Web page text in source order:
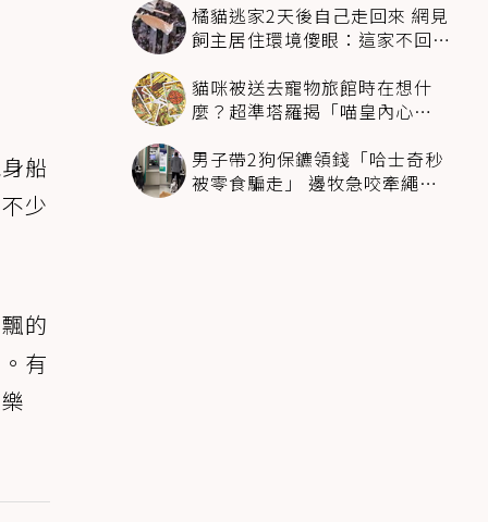
船
少
的
有
橘貓逃家2天後自己走回來 網見
飼主居住環境傻眼：這家不回也
貓咪被送去寵物旅館時在想什
麼？超準塔羅揭「喵皇內心
男子帶2狗保鑣領錢「哈士奇秒
被零食騙走」 邊牧急咬牽繩拽